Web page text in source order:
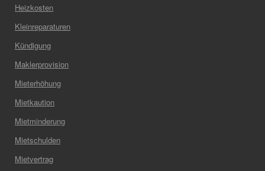
Heizkosten
Kleinreparaturen
Kündigung
Maklerprovision
Mieterhöhung
Mietkaution
Mietminderung
Mietschulden
Mietvertrag